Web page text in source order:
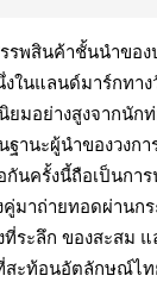
รพสินค้าชั้นนำของ
ในแลนด์มาร์กทา
มอย่างสูงจากนักท่
ฐานะผู้นำของวงก
นครั้งนี้ถือเป็นการ
คู่มาถ่ายทอดผ่านก
ที่ระลึก ของสะสม
สะท้อนอัตลักษณ์ไท